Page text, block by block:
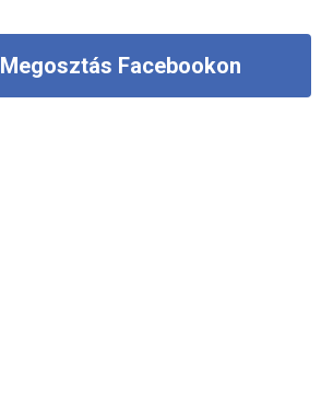
Megosztás Facebookon